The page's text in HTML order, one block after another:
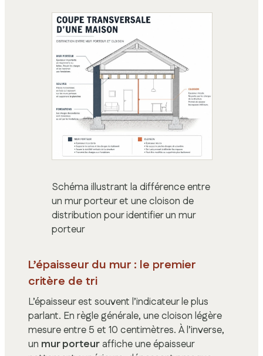
Schéma illustrant la différence entre
un mur porteur et une cloison de
distribution pour identifier un mur
porteur
L’épaisseur du mur : le premier
critère de tri
L’épaisseur est souvent l’indicateur le plus
parlant. En règle générale, une cloison légère
mesure entre 5 et 10 centimètres. À l’inverse,
un mur porteuraffiche une épaisseur